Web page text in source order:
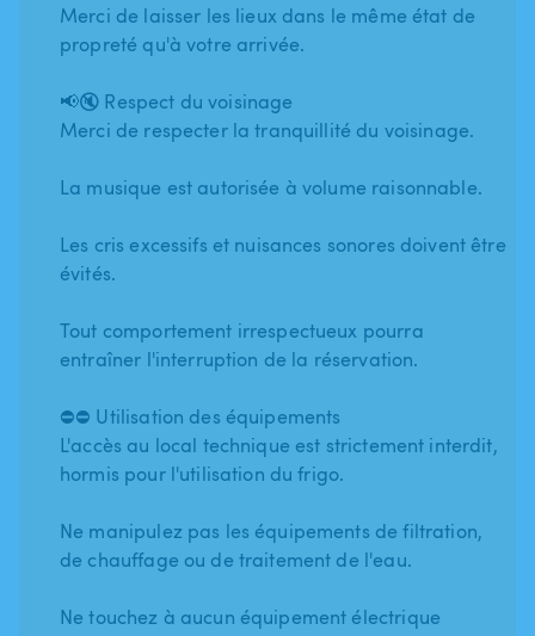
Merci de laisser les lieux dans le même état de
propreté qu'à votre arrivée.
📢🔇 Respect du voisinage
Merci de respecter la tranquillité du voisinage.
La musique est autorisée à volume raisonnable.
Les cris excessifs et nuisances sonores doivent être
évités.
Tout comportement irrespectueux pourra
entraîner l'interruption de la réservation.
⛔️⛔️ Utilisation des équipements
L'accès au local technique est strictement interdit,
hormis pour l'utilisation du frigo.
Ne manipulez pas les équipements de filtration,
de chauffage ou de traitement de l'eau.
Ne touchez à aucun équipement électrique